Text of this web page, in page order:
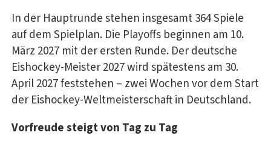
In der Hauptrunde stehen insgesamt 364 Spiele
auf dem Spielplan. Die Playoffs beginnen am 10.
März 2027 mit der ersten Runde. Der deutsche
Eishockey-Meister 2027 wird spätestens am 30.
April 2027 feststehen – zwei Wochen vor dem Start
der Eishockey-Weltmeisterschaft in Deutschland.
Vorfreude steigt von Tag zu Tag